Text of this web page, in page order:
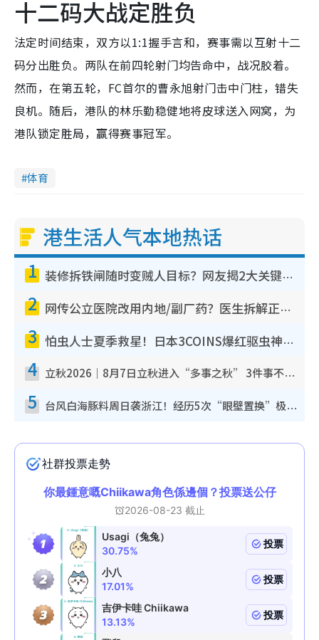
十二码大战定胜负
法定时间结束，双方以1:1握手言和，赛事需以互射十二
码分出胜负。两队在前四轮射门均告命中，战况胶着。
然而，在第五轮，FC首尔的曹永旭射门击中门柱，错失
良机。随后，港队的林乐勤稳健地将皮球送入网窝，为
港队锁定胜局，赢得赛事冠军。
体育
港生活人气本地热话
1 装修拆铁闸随时变贼人目标？网友揭2大关键用途：装新款等于白装？附新旧铁闸分别
2 网传公立医院改用内地/副厂药？医生拆解正副厂分别，揭4类人换药随时出事
3 怕虫人士夏季救星！日本3COINS爆红驱虫神器$45起 1招“全程免触碰”轻松搞定小强
4 立秋2026｜8月7日立秋进入“多事之秋” 3件事不可做！专家教6招开运 清杂物／钱包纳气接好运
5 台风白海豚料周日袭浙江！经历5次“眼壁置换”极罕见 成登陆内地最长途台风